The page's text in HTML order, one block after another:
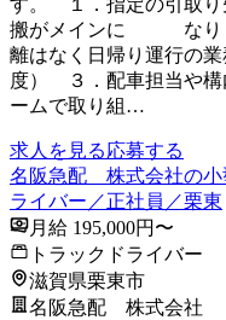
す。 １．指定の引取り
搬がメインに なりま
離はなく日帰り運行
度） ３．配車担当や構
ームで取り組…
求人を見る応募する
名阪急配 株式会社の小
ライバー／正社員／栗東
月給 195,000円〜
トラックドライバー
滋賀県栗東市
名阪急配 株式会社